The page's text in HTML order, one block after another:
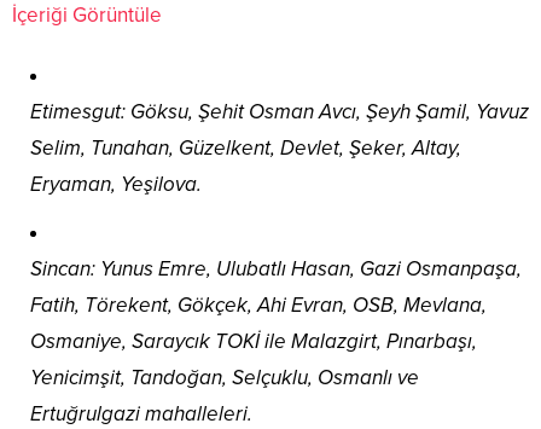
İçeriği Görüntüle
Etimesgut: Göksu, Şehit Osman Avcı, Şeyh Şamil, Yavuz
Selim, Tunahan, Güzelkent, Devlet, Şeker, Altay,
Eryaman, Yeşilova.
Sincan: Yunus Emre, Ulubatlı Hasan, Gazi Osmanpaşa,
Fatih, Törekent, Gökçek, Ahi Evran, OSB, Mevlana,
Osmaniye, Saraycık TOKİ ile Malazgirt, Pınarbaşı,
Yenicimşit, Tandoğan, Selçuklu, Osmanlı ve
Ertuğrulgazi mahalleleri.